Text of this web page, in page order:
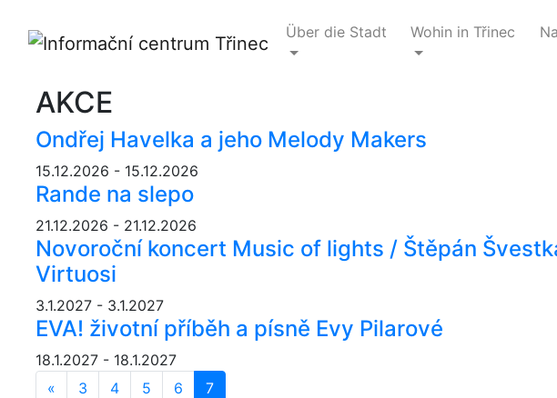
Über die Stadt Wohin in Třinec
AKCE
Ondřej Havelka a jeho Melody Makers
15.12.2026 - 15.12.2026
Rande na slepo
21.12.2026 - 21.12.2026
Novoroční koncert Music of lights / Štěpán
Virtuosi
3.1.2027 - 3.1.2027
EVA! životní příběh a písně Evy Pilarové
18.1.2027 - 18.1.2027
« Předchozí
3 4 5 6 7